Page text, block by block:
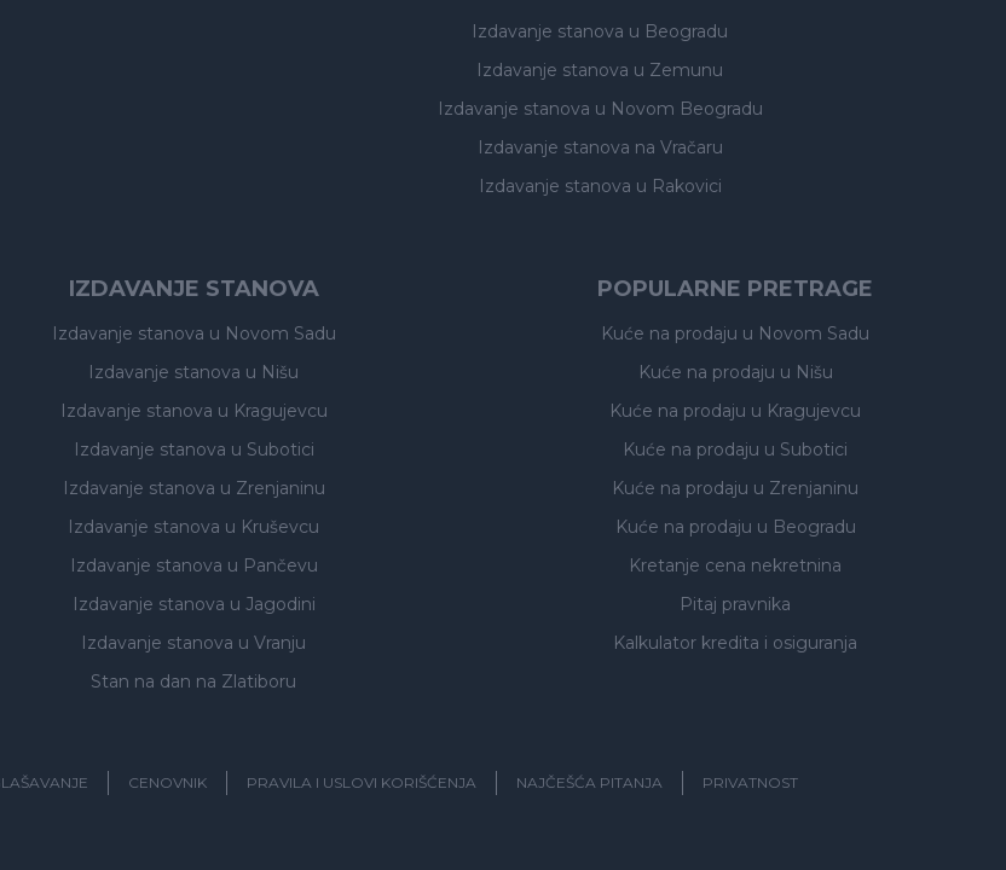
Izdavanje stanova u Beogradu
Izdavanje stanova u Zemunu
Izdavanje stanova u Novom Beogradu
Izdavanje stanova na Vračaru
Izdavanje stanova u Rakovici
IZDAVANJE STANOVA
Izdavanje stanova u Novom Sadu
Izdavanje stanova u Nišu
Izdavanje stanova u Kragujevcu
Izdavanje stanova u Subotici
Izdavanje stanova u Zrenjaninu
Izdavanje stanova u Kruševcu
Izdavanje stanova u Pančevu
Izdavanje stanova u Jagodini
Izdavanje stanova u Vranju
Stan na dan na Zlatiboru
POPULARNE PRETRAGE
Kuće na prodaju u Novom Sadu
Kuće na prodaju u Nišu
Kuće na prodaju u Kragujevcu
Kuće na prodaju u Subotici
Kuće na prodaju u Zrenjaninu
Kuće na prodaju u Beogradu
Kretanje cena nekretnina
Pitaj pravnika
Kalkulator kredita i osiguranja
CENOVNIK PRAVILA I USLOVI KORIŠĆENJA NAJČEŠĆA PITANJA PRIVATNOST